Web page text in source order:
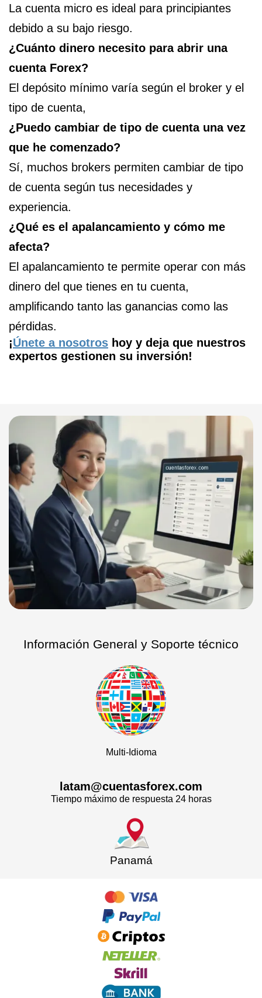
La cuenta micro es ideal para principiantes
debido a su bajo riesgo.
¿Cuánto dinero necesito para abrir una
cuenta Forex?
El depósito mínimo varía según el broker y el
tipo de cuenta,
¿Puedo cambiar de tipo de cuenta una vez
que he comenzado?
Sí, muchos brokers permiten cambiar de tipo
de cuenta según tus necesidades y
experiencia.
¿Qué es el apalancamiento y cómo me
afecta?
El apalancamiento te permite operar con más
dinero del que tienes en tu cuenta,
amplificando tanto las ganancias como las
pérdidas.
¡Únete a nosotros hoy y deja que nuestros
expertos gestionen su inversión!
Información General y Soporte técnico
Multi-Idioma
latam@cuentasforex.com
Tiempo máximo de respuesta 24 horas
Panamá